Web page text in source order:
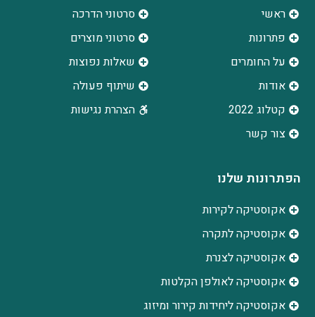
ראשי
פתרונות
על החומרים
אודות
קטלוג 2022
צור קשר
סרטוני הדרכה
סרטוני מוצרים
שאלות נפוצות
שיתוף פעולה
הצהרת נגישות
הפתרונות שלנו
אקוסטיקה לקירות
אקוסטיקה לתקרה
אקוסטיקה לצנרת
אקוסטיקה לאולפן הקלטות
‫אקוסטיקה ליחידות קירור ומיזוג